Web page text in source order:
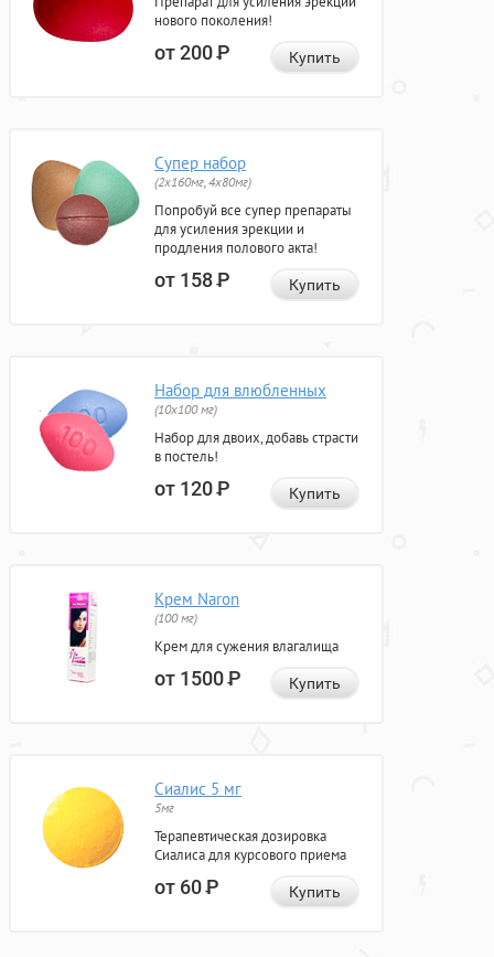
нового поколения!
от 200Р Купить
Супер набор
(2х160мг, 4х80мг)
Попробуй все супер препараты
для усиления эрекции и
продления полового акта!
от 158Р Купить
Набор для влюбленных
(10х100 мг)
Набор для двоих, добавь страсти
в постель!
от 120Р Купить
Крем Naron
(100 мг)
Крем для сужения влагалища
от 1500Р Купить
Сиалис 5 мг
5мг
Терапевтическая дозировка
Сиалиса для курсового приема
от 60Р Купить